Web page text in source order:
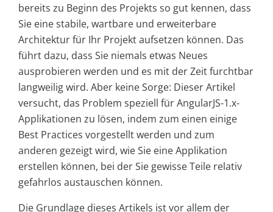
bereits zu Beginn des Projekts so gut kennen, dass
Sie eine stabile, wartbare und erweiterbare
Architektur für Ihr Projekt aufsetzen können. Das
führt dazu, dass Sie niemals etwas Neues
ausprobieren werden und es mit der Zeit furchtbar
langweilig wird. Aber keine Sorge: Dieser Artikel
versucht, das Problem speziell für AngularJS-1.x-
Applikationen zu lösen, indem zum einen einige
Best Practices vorgestellt werden und zum
anderen gezeigt wird, wie Sie eine Applikation
erstellen können, bei der Sie gewisse Teile relativ
gefahrlos austauschen können.
Die Grundlage dieses Artikels ist vor allem der